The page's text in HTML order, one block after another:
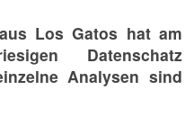
Los Gatos hat am
Datenschatz
Analysen sind